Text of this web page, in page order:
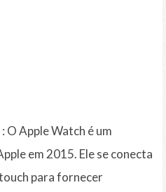
O Apple Watch é um
em 2015. Ele se conecta
para fornecer